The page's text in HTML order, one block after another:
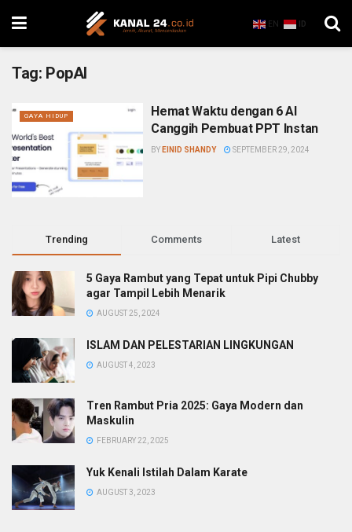
EN ID
Tag: PopAI
GAYA HIDUP
Hemat Waktu dengan 6 AI
Canggih Pembuat PPT Instan
BY EINID SHANDY SEPTEMBER 29, 2024
Trending Comments Latest
5 Gaya Rambut yang Tepat untuk Pipi Chubby
agar Tampil Lebih Menarik
AUGUST 25, 2024
ISLAM DAN PELESTARIAN LINGKUNGAN
AUGUST 4, 2023
Tren Rambut Pria 2025: Gaya Modern dan
Maskulin
FEBRUARY 22, 2025
Yuk Kenali Istilah Dalam Karate
AUGUST 3, 2023